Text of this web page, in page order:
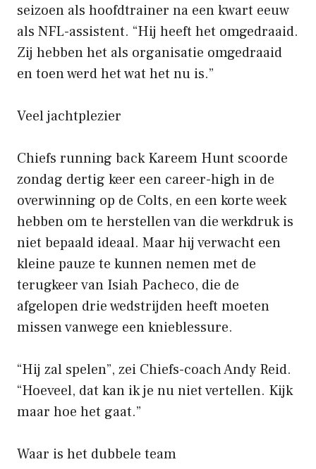
seizoen als hoofdtrainer na een kwart eeuw
als NFL-assistent. “Hij heeft het omgedraaid.
Zij hebben het als organisatie omgedraaid
en toen werd het wat het nu is.”
Veel jachtplezier
Chiefs running back Kareem Hunt scoorde
zondag dertig keer een career-high in de
overwinning op de Colts, en een korte week
hebben om te herstellen van die werkdruk is
niet bepaald ideaal. Maar hij verwacht een
kleine pauze te kunnen nemen met de
terugkeer van Isiah Pacheco, die de
afgelopen drie wedstrijden heeft moeten
missen vanwege een knieblessure.
“Hij zal spelen”, zei Chiefs-coach Andy Reid.
“Hoeveel, dat kan ik je nu niet vertellen. Kijk
maar hoe het gaat.”
Waar is het dubbele team